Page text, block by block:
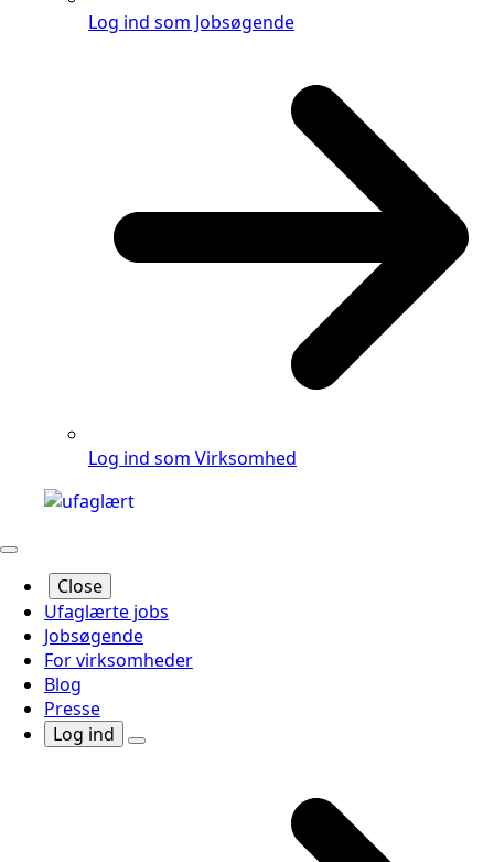
Log ind som Jobsøgende
Log ind som Virksomhed
Close
Ufaglærte jobs
Jobsøgende
For virksomheder
Blog
Presse
Log ind